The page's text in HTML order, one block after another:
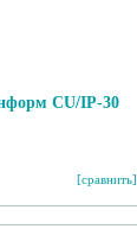
CU/IP-30
[сравнить]